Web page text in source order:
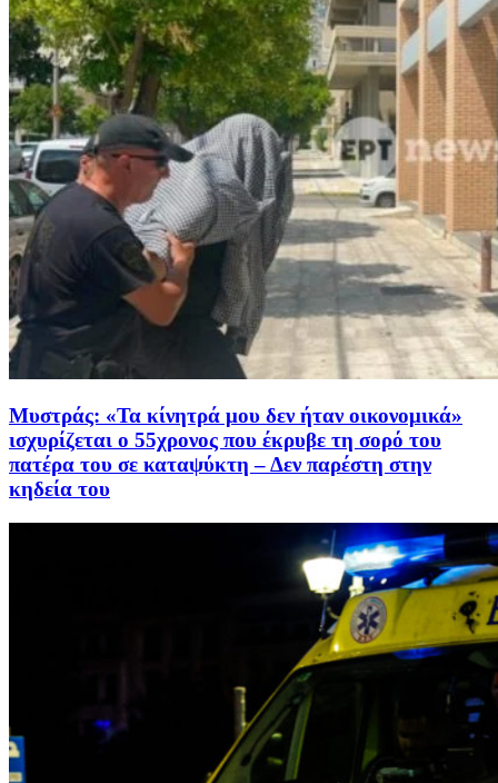
Μυστράς: «Τα κίνητρά μου δεν ήταν οικονομικά»
ισχυρίζεται ο 55χρονος που έκρυβε τη σορό του
πατέρα του σε καταψύκτη – Δεν παρέστη στην
κηδεία του